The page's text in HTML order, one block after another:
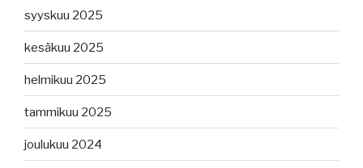
syyskuu 2025
kesäkuu 2025
helmikuu 2025
tammikuu 2025
joulukuu 2024